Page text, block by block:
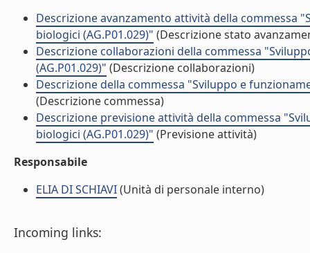
Descrizione avanzamento attività della commessa
biologici (AG.P01.029)" (Descrizione stato
Descrizione collaborazioni della commessa
(AG.P01.029)" (Descrizione collaborazioni)
Descrizione della commessa "Sviluppo e
(Descrizione commessa)
Descrizione previsione attività della commessa
biologici (AG.P01.029)" (Previsione attività)
Responsabile
ELIA DI SCHIAVI(Unità di personale interno)
Incoming links: